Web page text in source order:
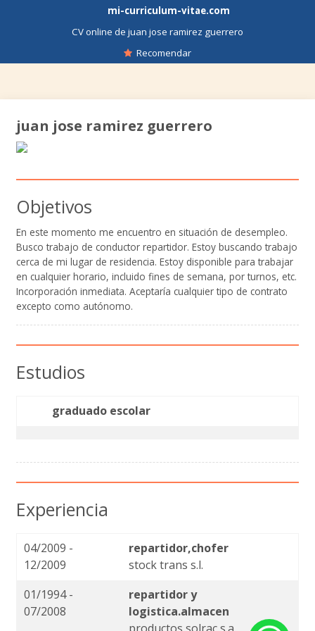
mi-curriculum-vitae.com
CV online de juan jose ramirez guerrero
Recomendar
juan jose ramirez guerrero
Objetivos
En este momento me encuentro en situación de desempleo.
Busco trabajo de conductor repartidor. Estoy buscando trabajo
cerca de mi lugar de residencia. Estoy disponible para trabajar
en cualquier horario, incluido fines de semana, por turnos, etc.
Incorporación inmediata. Aceptaría cualquier tipo de contrato
excepto como autónomo.
Estudios
graduado escolar
Experiencia
04/2009 -
12/2009
repartidor,chofer
stock trans s.l.
01/1994 -
07/2008
repartidor y
logistica.almacen
productos solrac,s.a.